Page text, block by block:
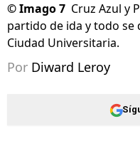
©Imago 7 Cruz Azul y
partido de ida y todo
Ciudad Universitaria.
Por Diward Leroy